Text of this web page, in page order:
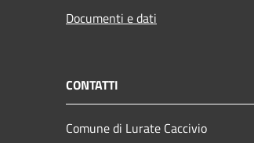
Documenti e dati
CONTATTI
Comune di Lurate Caccivio